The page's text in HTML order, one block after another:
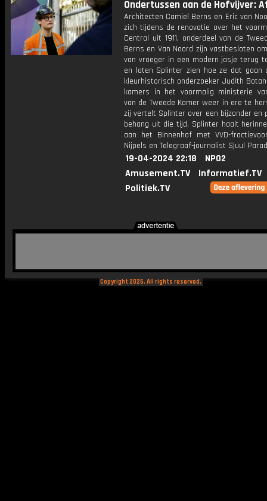
Ondertussen aan de Hofvijver:
Architecten Camiel Berns en Eric van
zich tijdens de renovatie over het
Central uit 1911, onderdeel van de
Berns en Van Noord zijn vastbesloten
van vroeger in een modern jasje terug
en laten Splinter zien hoe ze dat gaan
kleurhistorisch onderzoeker Judith
kamers in het voormalig ministerie
van de Tweede Kamer weer in ere te
zij vertelt Splinter over een bijzonder en
behang uit die tijd. Splinter haalt
aan het Binnenhof met VVD-
Nijpels en Telegraaf-journalist Sjuul
19-04-2024 22:18
NPO2
Amusement.TV
Informatief.TV
Politiek.TV
Copyright 2026. All rights reserved.